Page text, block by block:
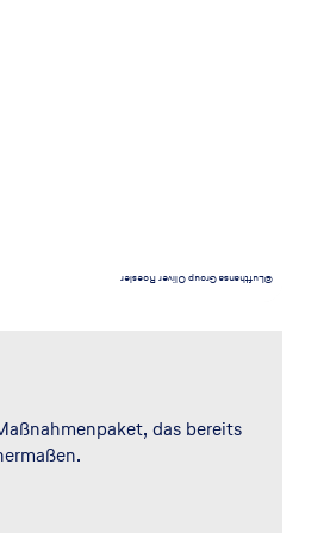
©Lufthansa Group Oliver Roesler
das bereits